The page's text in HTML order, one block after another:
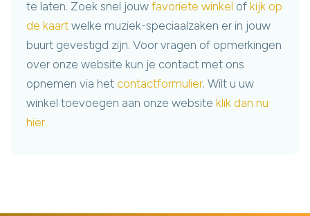
te laten. Zoek snel jouw favoriete winkel of kijk op
de kaartwelke muziek-speciaalzaken er in jouw
buurt gevestigd zijn. Voor vragen of opmerkingen
over onze website kun je contact met ons
opnemen via het contactformulier. Wilt u uw
winkel toevoegen aan onze website klik dan nu
hier.